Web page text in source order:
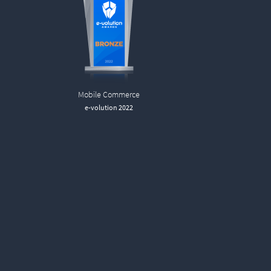
Mobile Commerce
e-volution 2022